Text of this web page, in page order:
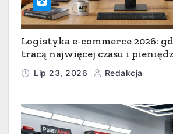
Logistyka e-commerce 2026:
tracą najwięcej czasu i
Lip 23, 2026 Redakcja